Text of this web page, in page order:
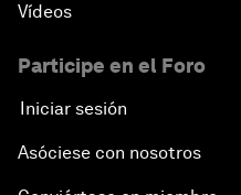
Vídeos
Participe en el Foro
Iniciar sesión
Asóciese con nosotros